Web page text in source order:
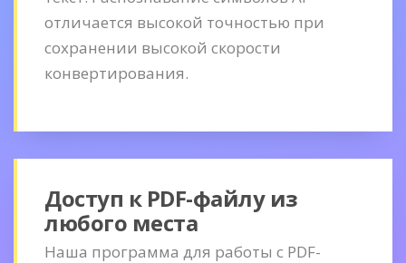
отличается высокой точностью при
сохранении высокой скорости
конвертирования.
Доступ к PDF-файлу из
любого места
Наша программа для работы с PDF-